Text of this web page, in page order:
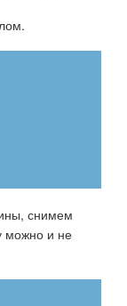
снимем
можно и не